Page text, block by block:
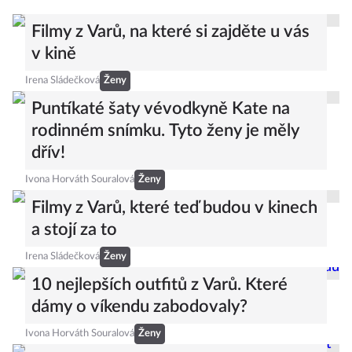
Filmy z Varů, na které si zajděte u vás
v kině
Irena Sládečková Ženy
Puntíkaté šaty vévodkyně Kate na
rodinném snímku. Tyto ženy je měly
dřív!
Ivona Horváth Souralová Ženy
Filmy z Varů, které teď budou v kinech
a stojí za to
Irena Sládečková Ženy
10 nejlepších outfitů z Varů. Které
dámy o víkendu zabodovaly?
Ivona Horváth Souralová Ženy